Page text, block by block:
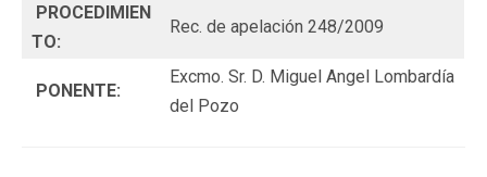
PROCEDIMIEN
TO:
Rec. de apelación 248/2009
PONENTE:
Excmo. Sr. D. Miguel Angel Lombardía
del Pozo